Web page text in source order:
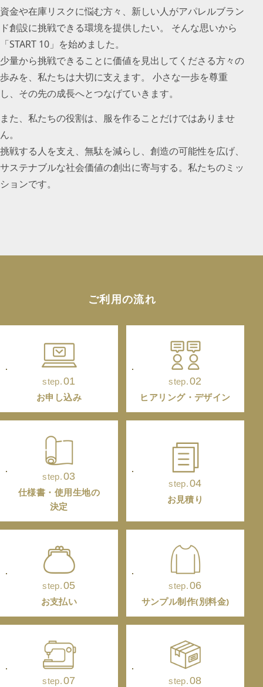
資金や在庫リスクに悩む方々、新しい人がアパレルブラン
ド創設に挑戦できる環境を提供したい。 そんな思いから
「START 10」を始めました。
少量から挑戦できることに価値を見出してくださる方々の
歩みを、私たちは大切に支えます。 小さな一歩を尊重
し、その先の成長へとつなげていきます。
また、私たちの役割は、服を作ることだけではありませ
ん。
挑戦する人を支え、無駄を減らし、創造の可能性を広げ、
サステナブルな社会価値の創出に寄与する。私たちのミッ
ションです。
ご利用の流れ
step.01
お申し込み
step.02
ヒアリング・デザイン
step.03
仕様書・使用生地の
決定
step.04
お見積り
step.05
お支払い
step.06
サンプル制作(別料金)
step.07
step.08